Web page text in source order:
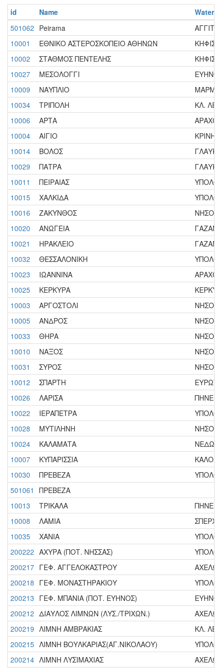
id Name
Water
501062 Peirama
10001
ΕΘΝΙΚΟ ΑΣΤΕΡΟΣΚΟΠΕΙΟ ΑΘΗΝΩΝ
10002
ΣΤΑΘΜΟΣ ΠΕΝΤΕΛΗΣ
10027
ΜΕΣΟΛΟΓΓΙ
10009
ΝΑΥΠΛΙΟ
10034
ΤΡΙΠΟΛΗ
ΚΛ.
10006
ΑΡΤΑ
10004
ΑΙΓΙΟ
ΚΡΙΝΗ
10014
ΒΟΛΟΣ
10029
ΠΑΤΡΑ
10011
ΠΕΙΡΑΙΑΣ
10015
ΧΑΛΚΙΔΑ
10016
ΖΑΚΥΝΘΟΣ
ΝΗΣΟΣ
10020
ΑΝΩΓΕΙΑ
10021
ΗΡΑΚΛΕΙΟ
10032
ΘΕΣΣΑΛΟΝΙΚΗ
10023
ΙΩΑΝΝΙΝΑ
10025
ΚΕΡΚΥΡΑ
10003
ΑΡΓΟΣΤΟΛΙ
ΝΗΣΟΣ
10005
ΑΝΔΡΟΣ
ΝΗΣΟΣ
10033
ΘΗΡΑ
ΝΗΣΟΣ
10010
ΝΑΞΟΣ
ΝΗΣΟΣ
10031
ΣΥΡΟΣ
ΝΗΣΟΣ
10012
ΣΠΑΡΤΗ
10026
ΛΑΡΙΣΑ
10022
ΙΕΡΑΠΕΤΡΑ
10028
ΜΥΤΙΛΗΝΗ
ΝΗΣΟΣ
10024
ΚΑΛΑΜΑΤΑ
10007
ΚΥΠΑΡΙΣΣΙΑ
10030
ΠΡΕΒΕΖΑ
501061
ΠΡΕΒΕΖΑ
10013
ΤΡΙΚΑΛΑ
10008
ΛΑΜΙΑ
10035
ΧΑΝΙΑ
200222 ΑΧΥΡΑ (ΠΟΤ. ΝΗΣΣΑΣ)
200217 ΓΕΦ. ΑΓΓΕΛΟΚΑΣΤΡΟΥ
200218 ΓΕΦ. ΜΟΝΑΣΤΗΡΑΚΙΟΥ
200213 ΓΕΦ. ΜΠΑΝΙΑ (ΠΟΤ. ΕΥΗΝΟΣ)
200212 ΔΙΑΥΛΟΣ ΛΙΜΝΩΝ (ΛΥΣ./ΤΡΙΧΩΝ.)
200219 ΛΙΜΝΗ ΑΜΒΡΑΚΙΑΣ
ΚΛ.
200215 ΛΙΜΝΗ ΒΟΥΛΚΑΡΙΑΣ(ΑΓ.ΝΙΚΟΛΑΟΥ)
200214 ΛΙΜΝΗ ΛΥΣΙΜΑΧΙΑΣ